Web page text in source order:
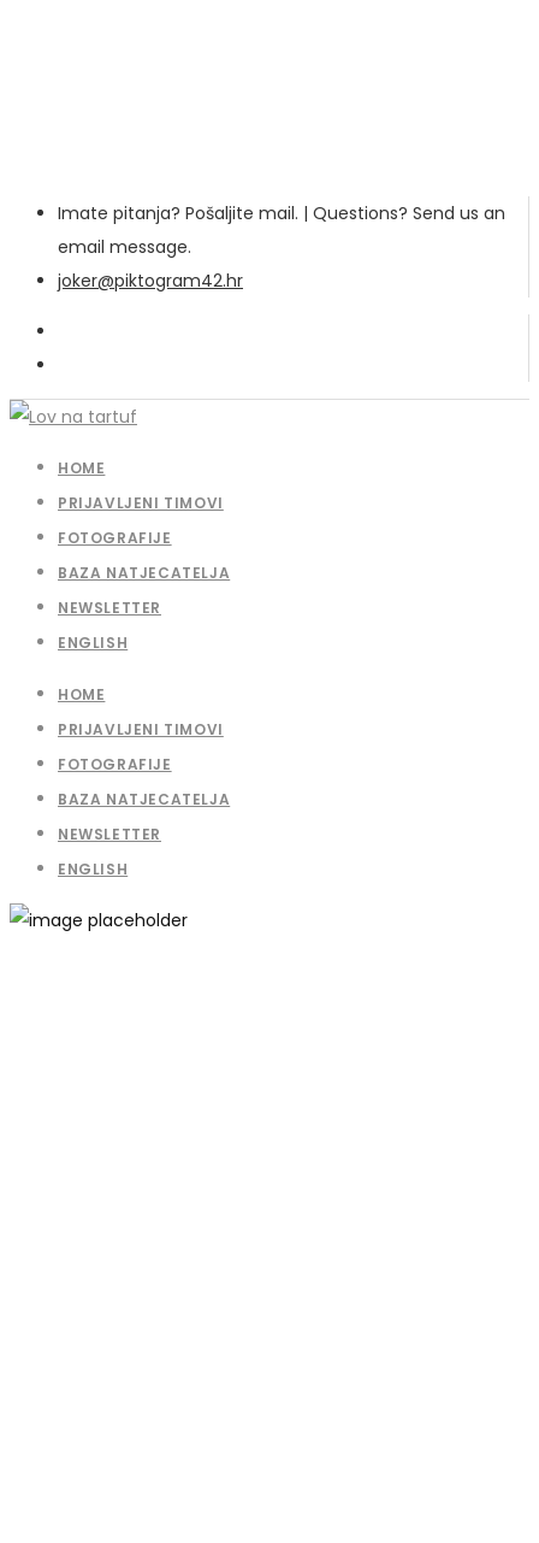
Imate pitanja? Pošaljite mail. | Questions? Send us an
email message.
joker@piktogram42.hr
HOME
PRIJAVLJENI TIMOVI
FOTOGRAFIJE
BAZA NATJECATELJA
NEWSLETTER
ENGLISH
HOME
PRIJAVLJENI TIMOVI
FOTOGRAFIJE
BAZA NATJECATELJA
NEWSLETTER
ENGLISH